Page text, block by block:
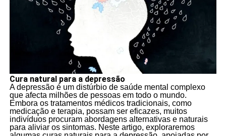
Cura natural para a depressão
A depressão é um distúrbio de saúde mental complexo
que afecta milhões de pessoas em todo o mundo.
Embora os tratamentos médicos tradicionais, como
medicação e terapia, possam ser eficazes, muitos
indivíduos procuram abordagens alternativas e naturais
para aliviar os sintomas. Neste artigo, exploraremos